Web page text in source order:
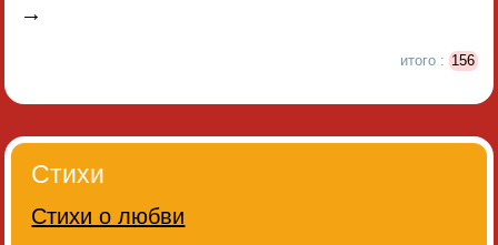
→
итого : 156
Стихи
Стихи о любви